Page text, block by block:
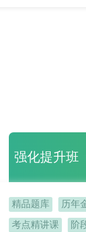
强化提升班
精品题库 历年
考点精讲课 阶